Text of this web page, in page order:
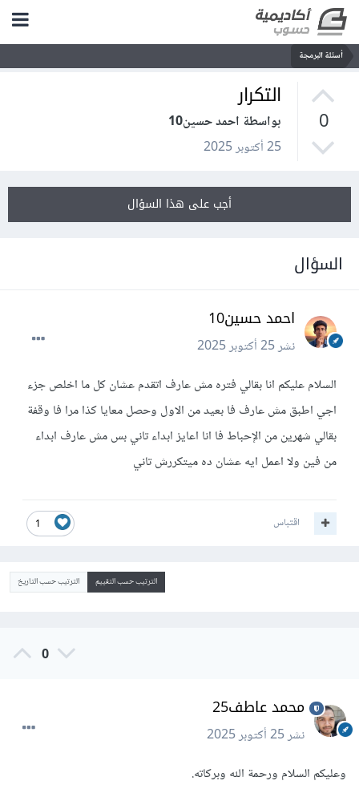
أسئلة البرمجة
0
التكرار
بواسطة احمد حسين10
25 أكتوبر 2025
أجب على هذا السؤال
السؤال
احمد حسين10
نشر25 أكتوبر 2025
السلام عليكم انا بقالي فتره مش عارف اتقدم عشان كل ما اخلص جزء
اجي اطبق مش عارف فا بعيد من الاول وحصل معايا كذا مرا فا وقفة
بقالي شهرين من الإحباط فا انا اعايز ابداء تاني بس مش عارف ابداء
من فين ولا اعمل ايه عشان ده ميتكررش تاني
1 اقتباس
الترتيب حسب التقييم الترتيب حسب التاريخ
0
محمد عاطف25
نشر25 أكتوبر 2025
وعليكم السلام ورحمة الله وبركاته.